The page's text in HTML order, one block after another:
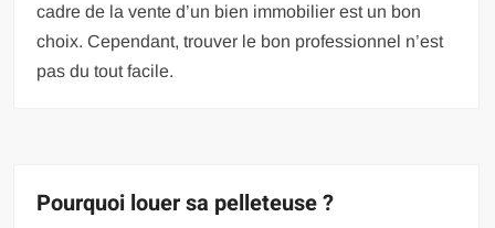
cadre de la vente d’un bien immobilier est un bon
choix. Cependant, trouver le bon professionnel n’est
pas du tout facile.
Pourquoi louer sa pelleteuse ?